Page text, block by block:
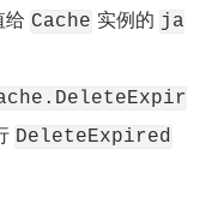
给 Cache 实例的 ja
DeleteExpired